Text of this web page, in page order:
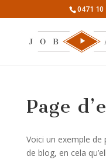
0471 10
Page
Voici un exemple de
de blog, en cela